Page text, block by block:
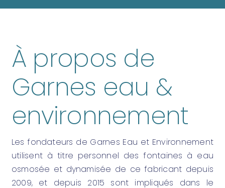
À propos de
Garnes eau &
environnement
Les fondateurs de Garnes Eau et Environnement
utilisent à titre personnel des fontaines à eau
osmosée et dynamisée de ce fabricant depuis
2009, et depuis 2015 sont impliqués dans le